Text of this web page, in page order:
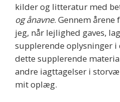
kilder og litteratur med
og ånavne. Gennem
jeg, når lejlighed gaves,
supplerende oplysninger i
dette supplerende
andre iagttagelser i
mit oplæg.